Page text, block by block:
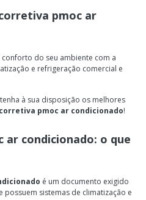
pmoc ar
do seu ambiente com a
e refrigeração comercial e
à sua disposição os melhores
pmoc ar condicionado!
ar condicionado: o que
é um documento exigido
sistemas de climatização e